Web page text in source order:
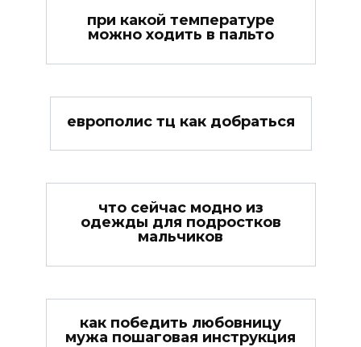
при какой температуре
можно ходить в пальто
европолис тц как добраться
что сейчас модно из
одежды для подростков
мальчиков
как победить любовницу
мужа пошаговая инструкция